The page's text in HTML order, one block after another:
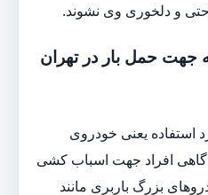
و دلخوری وی نشوند.
جهت حمل بار در تهران
استفاده یعنی خودروی
افراد جهت اسباب کشی
بزرگ باربری مانند